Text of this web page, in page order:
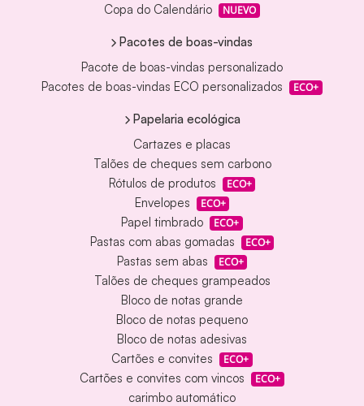
Copa do Calendário
NUEVO
Pacotes de boas-vindas
Pacote de boas-vindas personalizado
Pacotes de boas-vindas ECO personalizados
ECO+
Papelaria ecológica
Cartazes e placas
Talões de cheques sem carbono
Rótulos de produtos
ECO+
Envelopes ECO+
Papel timbrado ECO+
Pastas com abas gomadas ECO+
Pastas sem abas ECO+
Talões de cheques grampeados
Bloco de notas grande
Bloco de notas pequeno
Bloco de notas adesivas
Cartões e convites
ECO+
Cartões e convites com vincos ECO+
carimbo automático